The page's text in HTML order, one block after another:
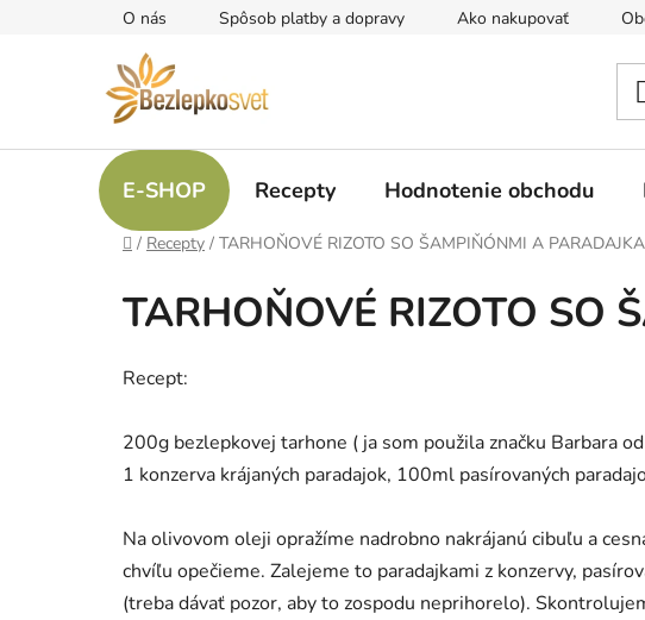
O nás Spôsob platby a dopravy Ako nakupovať
E-SHOP Recepty Hodnotenie obchodu
Domov
/ Recepty / TARHOŇOVÉ RIZOTO SO ŠAMPIŇÓNMI A
TARHOŇOVÉ RIZOTO SO
Recept:
200g bezlepkovej tarhone ( ja som použila značku Barbara
1 konzerva krájaných paradajok, 100ml pasírovaných
Na olivovom oleji opražíme nadrobno nakrájanú cibuľu a
chvíľu opečieme. Zalejeme to paradajkami z konzervy,
(treba dávať pozor, aby to zospodu neprihorelo).